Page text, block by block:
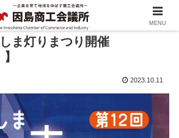
ま灯りまつり開催
2023.10.11
MENU